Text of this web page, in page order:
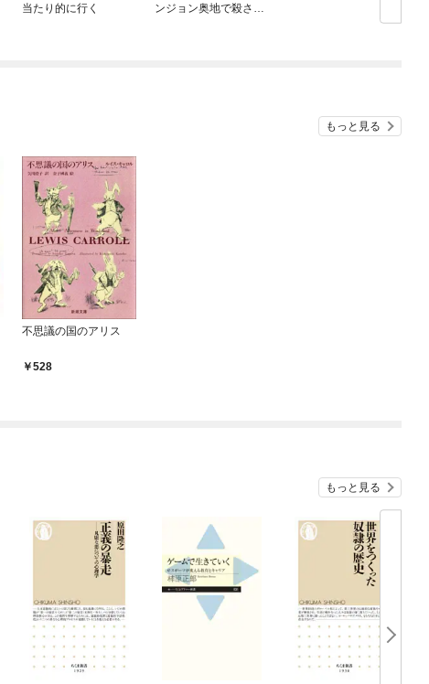
当たり的に行く
ンジョン奥地で殺され
もっと見る
不思議の国のアリス
528
もっと見る